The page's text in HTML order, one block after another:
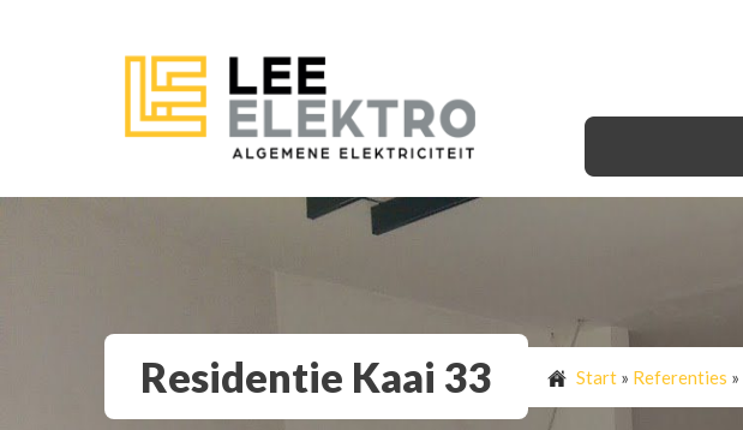
Residentie Kaai 33 Start » Referenties »